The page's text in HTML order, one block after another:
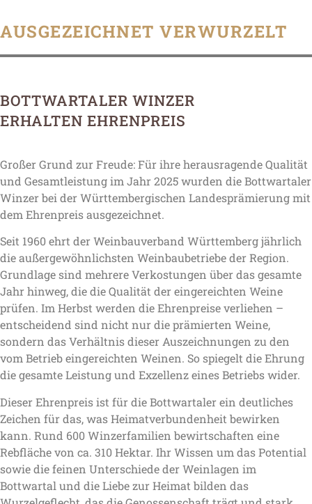
AUSGEZEICHNET VERWURZELT
BOTTWARTALER WINZER
ERHALTEN EHRENPREIS
Großer Grund zur Freude: Für ihre herausragende Qualität
und Gesamtleistung im Jahr 2025 wurden die Bottwartaler
Winzer bei der Württembergischen Landesprämierung mit
dem Ehrenpreis ausgezeichnet.
Seit 1960 ehrt der Weinbauverband Württemberg jährlich
die außergewöhnlichsten Weinbaubetriebe der Region.
Grundlage sind mehrere Verkostungen über das gesamte
Jahr hinweg, die die Qualität der eingereichten Weine
prüfen. Im Herbst werden die Ehrenpreise verliehen –
entscheidend sind nicht nur die prämierten Weine,
sondern das Verhältnis dieser Auszeichnungen zu den
vom Betrieb eingereichten Weinen. So spiegelt die Ehrung
die gesamte Leistung und Exzellenz eines Betriebs wider.
Dieser Ehrenpreis ist für die Bottwartaler ein deutliches
Zeichen für das, was Heimatverbundenheit bewirken
kann. Rund 600 Winzerfamilien bewirtschaften eine
Rebfläche von ca. 310 Hektar. Ihr Wissen um das Potential
sowie die feinen Unterschiede der Weinlagen im
Bottwartal und die Liebe zur Heimat bilden das